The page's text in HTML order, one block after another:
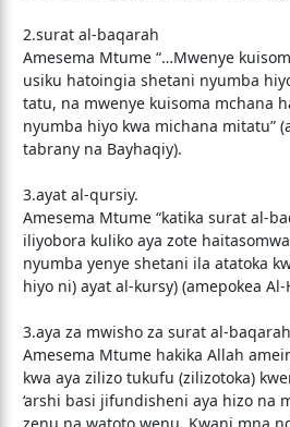
2.surat al-baqarah
Amesema Mtume “…Mwenye
usiku hatoingia shetani nyumba
tatu, na mwenye kuisoma mchana
nyumba hiyo kwa michana mitatu”
tabrany na Bayhaqiy).
3.ayat al-qursiy.
Amesema Mtume “katika surat al-
iliyobora kuliko aya zote
nyumba yenye shetani ila atatoka
hiyo ni) ayat al-kursy) (amepokea
3.aya za mwisho za surat al-baqarah
Amesema Mtume hakika Allah
kwa aya zilizo tukufu (zilizotoka)
‘arshi basi jifundisheni aya hizo na